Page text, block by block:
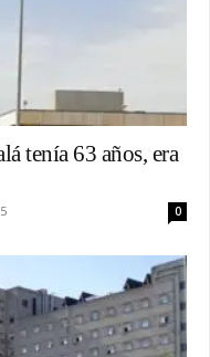
tenía 63 años, era
0